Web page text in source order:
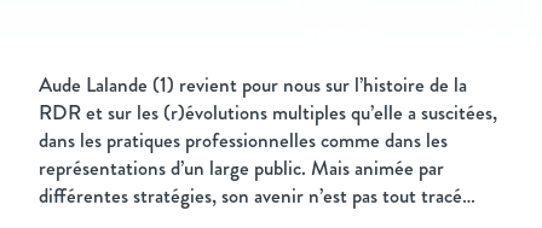
Aude Lalande (1) revient pour nous sur l’histoire de la
RDR et sur les (r)évolutions multiples qu’elle a suscitées,
dans les pratiques professionnelles comme dans les
représentations d’un large public. Mais animée par
différentes stratégies, son avenir n’est pas tout tracé…